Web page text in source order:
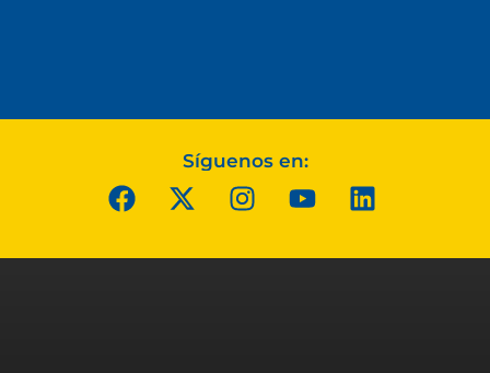
Síguenos en: